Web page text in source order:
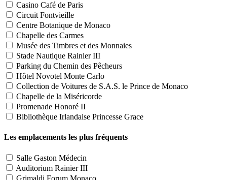
Casino Café de Paris
Circuit Fontvieille
Centre Botanique de Monaco
Chapelle des Carmes
Musée des Timbres et des Monnaies
Stade Nautique Rainier III
Parking du Chemin des Pêcheurs
Hôtel Novotel Monte Carlo
Collection de Voitures de S.A.S. le Prince de Monaco
Chapelle de la Miséricorde
Promenade Honoré II
Bibliothèque Irlandaise Princesse Grace
Les emplacements les plus fréquents
Salle Gaston Médecin
Auditorium Rainier III
Grimaldi Forum Monaco